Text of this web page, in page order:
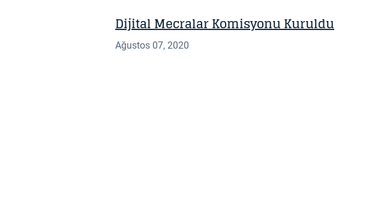
Dijital Mecralar Komisyonu Kuruldu
Ağustos 07, 2020